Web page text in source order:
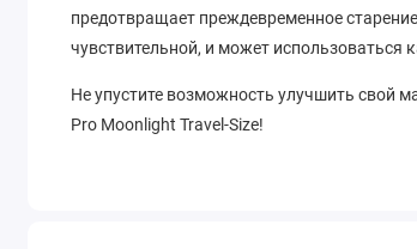
предотвращает преждевременное
чувствительной, и может использоваться
Не упустите возможность улучшить
Pro Moonlight Travel-Size!